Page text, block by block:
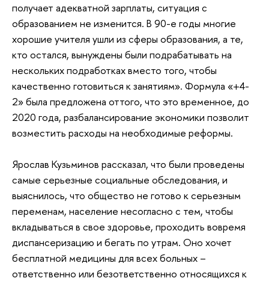
получает адекватной зарплаты, ситуация с
образованием не изменится. В 90-е годы многие
хорошие учителя ушли из сферы образования, а те,
кто остался, вынуждены были подрабатывать на
нескольких подработках вместо того, чтобы
качественно готовиться к занятиям». Формула «+4-
2» была предложена оттого, что это временное, до
2020 года, разбалансирование экономики позволит
возместить расходы на необходимые реформы.
Ярослав Кузьминов рассказал, что были проведены
самые серьезные социальные обследования, и
выяснилось, что общество не готово к серьезным
переменам, население несогласно с тем, чтобы
вкладываться в свое здоровье, проходить вовремя
диспансеризацию и бегать по утрам. Оно хочет
бесплатной медицины для всех больных –
ответственно или безответственно относящихся к